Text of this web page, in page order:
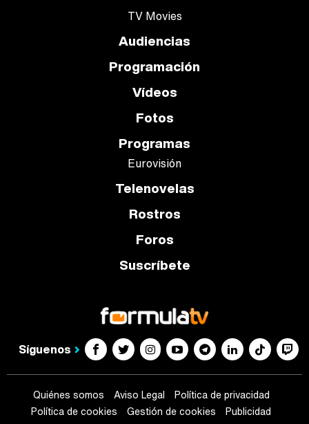
TV Movies
Audiencias
Programación
Vídeos
Fotos
Programas
Eurovisión
Telenovelas
Rostros
Foros
Suscríbete
Síguenos
Quiénes somos Aviso Legal
Política de privacidad
Política de cookies
Gestión de cookies
Publicidad